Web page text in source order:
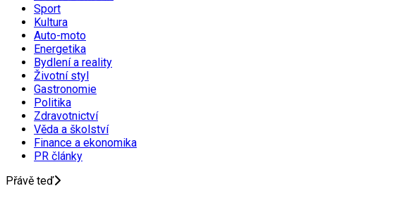
Sport
Kultura
Auto-moto
Energetika
Bydlení a reality
Životní styl
Gastronomie
Politika
Zdravotnictví
Věda a školství
Finance a ekonomika
PR články
Přávě teď